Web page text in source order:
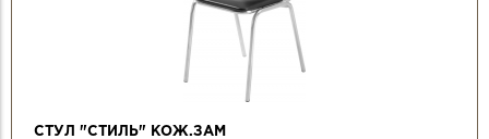
СТУЛ "СТИЛЬ" КОЖ.ЗАМ